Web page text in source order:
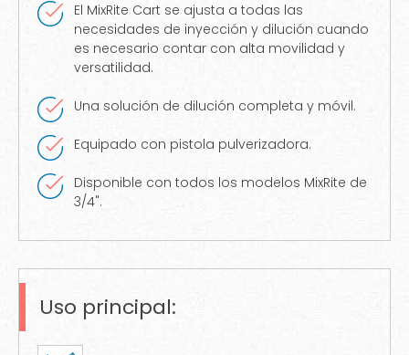
El MixRite Cart se ajusta a todas las
necesidades de inyección y dilución cuando
es necesario contar con alta movilidad y
versatilidad.
Una solución de dilución completa y móvil.
Equipado con pistola pulverizadora.
Disponible con todos los modelos MixRite de
3/4".
Uso principal: